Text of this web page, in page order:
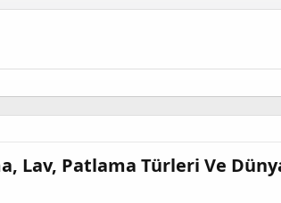
Lav, Patlama Türleri Ve